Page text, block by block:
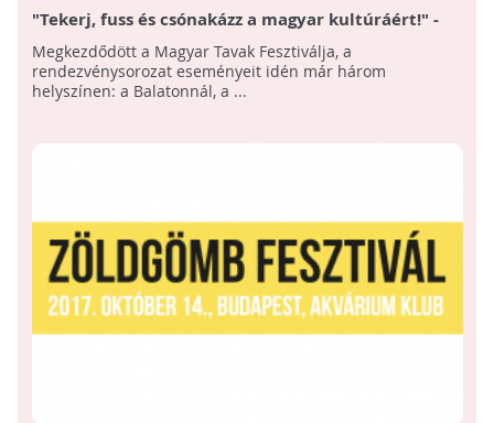
"Tekerj, fuss és csónakázz a magyar kultúráért!" -
Megkezdődött a Magyar Tavak Fesztiválja
Megkezdődött a Magyar Tavak Fesztiválja, a
rendezvénysorozat eseményeit idén már három
helyszínen: a Balatonnál, a ...